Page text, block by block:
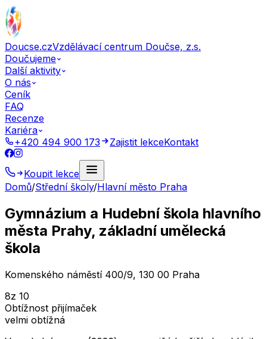
Doucse.czVzdělávací centrum Doučse, z.s.
Doučujeme
Další aktivity
O nás
Ceník
FAQ
Recenze
Kariéra
+420 494 900 173
Zajistit lekceKontakt
Koupit lekce
Domů/Střední školy/Hlavní město Praha
Gymnázium a Hudební škola hlavního
města Prahy, základní umělecká
škola
Komenského náměstí 400/9, 130 00 Praha
8z 10
Obtížnost přijímaček
velmi obtížná